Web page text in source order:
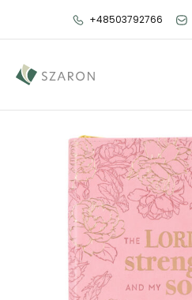
+48503792766